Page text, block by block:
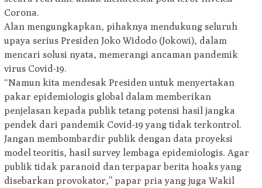
Corona.
Alan mengungkapkan, pihaknya mendukung seluruh
upaya serius Presiden Joko Widodo (Jokowi), dalam
mencari solusi nyata, memerangi ancaman pandemik
virus Covid-19.
“Namun kita mendesak Presiden untuk menyertakan
pakar epidemiologis global dalam memberikan
penjelasan kepada publik tetang potensi hasil jangka
pendek dari pandemik Covid-19 yang tidak terkontrol.
Jangan membombardir publik dengan data proyeksi
model teoritis, hasil survey lembaga epidemiologis. Agar
publik tidak paranoid dan terpapar berita hoaks yang
disebarkan provokator,” papar pria yang juga Wakil